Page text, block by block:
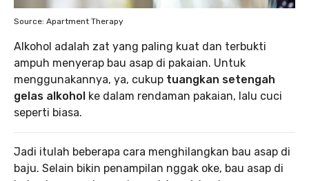
Source: Apartment Therapy
Alkohol adalah zat yang paling kuat dan terbukti
ampuh menyerap bau asap di pakaian. Untuk
menggunakannya, ya, cukup tuangkan setengah
gelas alkohol ke dalam rendaman pakaian, lalu cuci
seperti biasa.
Jadi itulah beberapa cara menghilangkan bau asap di
baju. Selain bikin penampilan nggak oke, bau asap di